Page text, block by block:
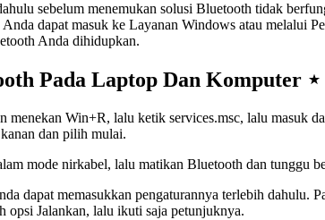
sebelum menemukan solusi Bluetooth tidak
dapat masuk ke Layanan Windows atau melalui
Anda dihidupkan.
Pada Laptop Dan Komputer
menekan Win+R, lalu ketik services.msc, lalu
dan pilih mulai.
mode nirkabel, lalu matikan Bluetooth dan tunggu
dapat memasukkan pengaturannya terlebih
opsi Jalankan, lalu ikuti saja petunjuknya.